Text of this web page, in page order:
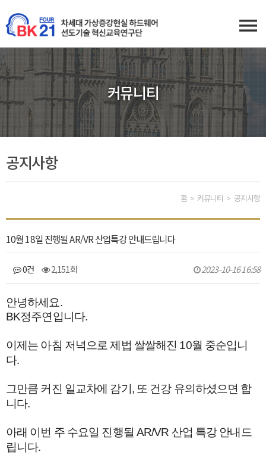
커뮤니티
공지사항
홈 커뮤니티 공지사항
10월 18일 진행될 AR/VR 산업특강 안내드립니다
0건 2,151회 2023-10-16 16:58
본문
안녕하세요.
BK정주연입니다.
이제는 아침 저녁으로 제법 쌀쌀해진 10월 중순입니
다.
그만큼 커진 일교차에 감기, 또 건강 유의하셨으면 합
니다.
아래 이번 주 수요일 진행될 AR/VR 산업 특강 안내드
립니다.